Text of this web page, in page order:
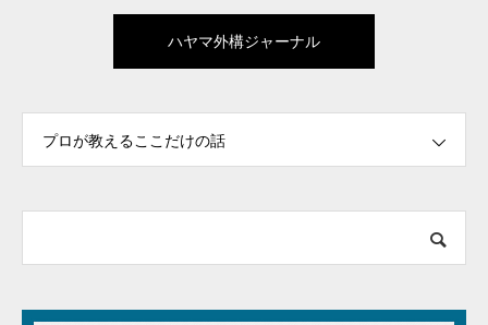
ハヤマ外構ジャーナル
プロが教えるここだけの話